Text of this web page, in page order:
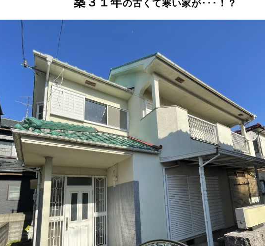
の古くて寒い家が･･･！？